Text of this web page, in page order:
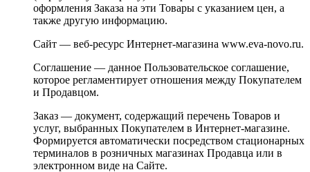
оформления Заказа на эти Товары с указанием цен, а
также другую информацию.
Сайт — веб-ресурс Интернет-магазина www.eva-novo.ru.
Соглашение — данное Пользовательское соглашение,
которое регламентирует отношения между Покупателем
и Продавцом.
Заказ — документ, содержащий перечень Товаров и
услуг, выбранных Покупателем в Интернет-магазине.
Формируется автоматически посредством стационарных
терминалов в розничных магазинах Продавца или в
электронном виде на Сайте.